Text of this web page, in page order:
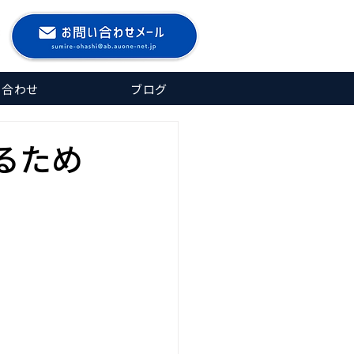
わせ ブログ
ため